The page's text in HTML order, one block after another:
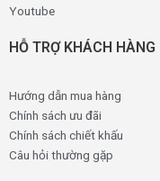
Youtube
HỖ TRỢ KHÁCH HÀNG
Hướng dẫn mua hàng
Chính sách ưu đãi
Chính sách chiết khấu
Câu hỏi thường gặp